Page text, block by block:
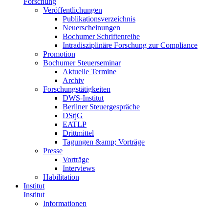
Veröffentlichungen
Publikationsverzeichnis
Neuerscheinungen
Bochumer Schriftenreihe
Intradisziplinäre Forschung zur Compliance
Promotion
Bochumer Steuerseminar
Aktuelle Termine
Archiv
Forschungstätigkeiten
DWS-Institut
Berliner Steuergespräche
DStjG
EATLP
Drittmittel
Tagungen &amp; Vorträge
Presse
Vorträge
Interviews
Habilitation
Institut
Institut
Informationen